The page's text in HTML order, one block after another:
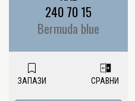
240 70 15
Bermuda blue
ЗАПАЗИ СРАВНИ